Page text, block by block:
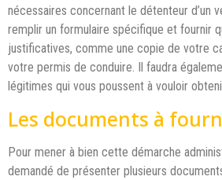
nécessaires concernant le détenteur d’un
remplir un formulaire spécifique et fournir
justificatives, comme une copie de votre
votre permis de conduire. Il faudra
légitimes qui vous poussent à vouloir
Les documents à
Pour mener à bien cette démarche
demandé de présenter plusieurs